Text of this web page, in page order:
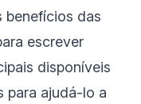
benefícios das
escrever
disponíveis
para ajudá-lo a